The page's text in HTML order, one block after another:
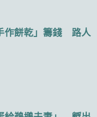
作餅乾」籌錢 路人